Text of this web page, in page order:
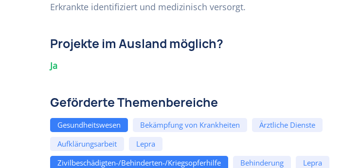
Erkrankte identifiziert und medizinisch versorgt.
Projekte im Ausland möglich?
Ja
Geförderte Themenbereiche
Gesundheitswesen Bekämpfung von Krankheiten
Ärztliche Dienste
Aufklärungsarbeit
Lepra
Zivilbeschädigten-/Behinderten-/Kriegsopferhilfe
Behinderung
Lepra